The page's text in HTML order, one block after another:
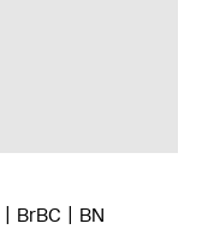
BrBC BN